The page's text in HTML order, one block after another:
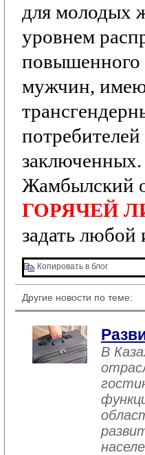
для молодых
уровнем
повышенного
мужчин,
заключенных.
Жамбылский
ГОРЯЧЕЙ
задать
Копировать в блог
Другие новости по теме:
В